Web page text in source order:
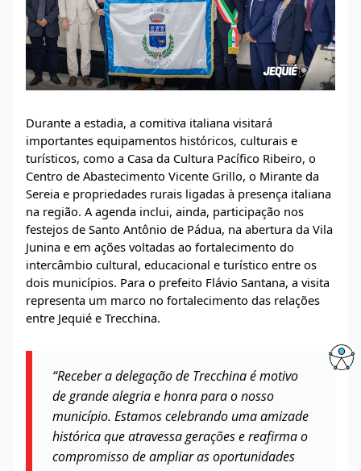
Durante a estadia, a comitiva italiana visitará
importantes equipamentos históricos, culturais e
turísticos, como a Casa da Cultura Pacífico Ribeiro, o
Centro de Abastecimento Vicente Grillo, o Mirante da
Sereia e propriedades rurais ligadas à presença italiana
na região. A agenda inclui, ainda, participação nos
festejos de Santo Antônio de Pádua, na abertura da Vila
Junina e em ações voltadas ao fortalecimento do
intercâmbio cultural, educacional e turístico entre os
dois municípios. Para o prefeito Flávio Santana, a visita
representa um marco no fortalecimento das relações
entre Jequié e Trecchina.
“Receber a delegação de Trecchina é motivo
de grande alegria e honra para o nosso
município. Estamos celebrando uma amizade
histórica que atravessa gerações e reafirma o
compromisso de ampliar as oportunidades